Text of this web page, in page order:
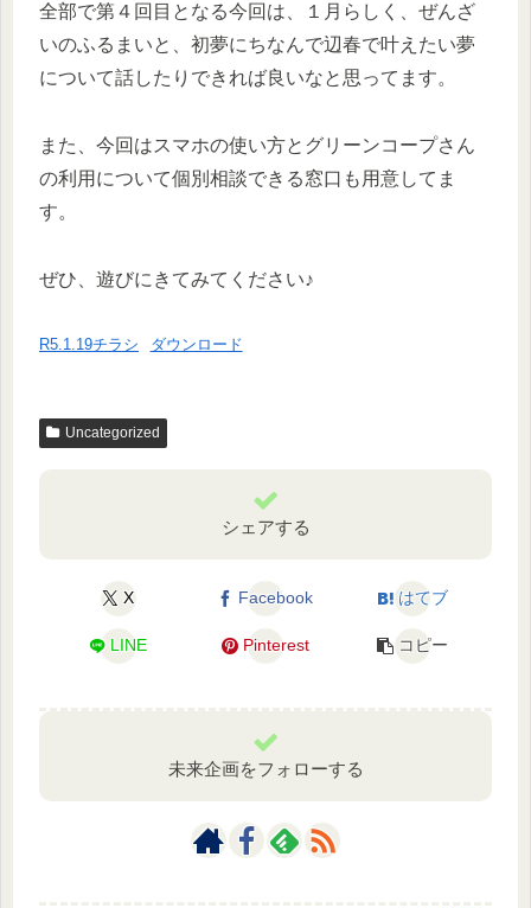
全部で第４回目となる今回は、１月らしく、ぜんざ
いのふるまいと、初夢にちなんで辺春で叶えたい夢
について話したりできれば良いなと思ってます。
また、今回はスマホの使い方とグリーンコープさん
の利用について個別相談できる窓口も用意してま
す。
ぜひ、遊びにきてみてください♪
R5.1.19チラシ ダウンロード
Uncategorized
シェアする
X Facebook はてブ
LINE Pinterest コピー
未来企画をフォローする